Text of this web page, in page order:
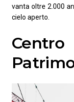
vanta oltre 2.000
cielo aperto.